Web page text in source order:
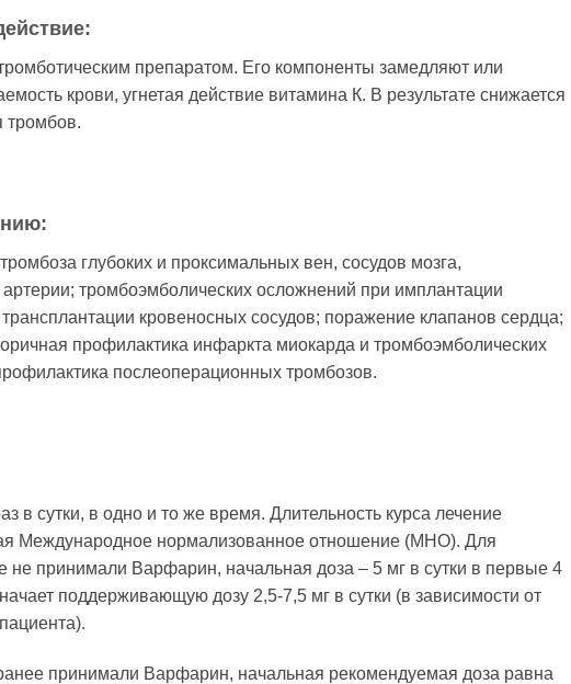
препаратом. Его компоненты замедляют или
крови, угнетая действие витамина К. В результате снижается
тромбов.
глубоких и проксимальных вен, сосудов мозга,
тромбоэмболических осложнений при имплантации
кровеносных сосудов; поражение клапанов сердца;
профилактика инфаркта миокарда и тромбоэмболических
послеоперационных тромбозов.
в сутки, в одно и то же время. Длительность курса лечение
Международное нормализованное отношение (МНО). Для
не принимали Варфарин, начальная доза – 5 мг в сутки в первые 4
поддерживающую дозу 2,5-7,5 мг в сутки (в зависимости от
принимали Варфарин, начальная рекомендуемая доза равна